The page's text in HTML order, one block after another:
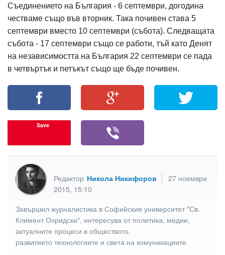
Съединението на България - 6 септември, догодина
честваме също във вторник. Така почивен става 5
септември вместо 10 септември (събота). Следващата
събота - 17 септември също се работи, тъй като Денят
на независимостта на България 22 септември се пада
в четвъртък и петъкът също ще бъде почивен.
Save
Редактор Никола Никифоров
27 ноември
2015, 15:10
Завършил журналистика в Софийския университет "Св.
Климент Охридски", интересува от политика, медии,
актуалните процеси в обществото,
развитието технологиите и света на комуникациите